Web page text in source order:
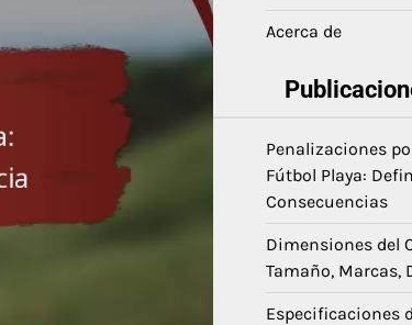
Acerca de
Penalizaciones
Fútbol Playa:
Consecuencias
Dimensiones del
Tamaño, Marcas,
Especificaciones